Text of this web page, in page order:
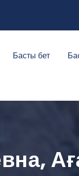
Басты бет